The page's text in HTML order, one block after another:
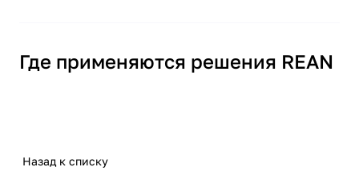
Где применяются решения REAN
Назад к списку